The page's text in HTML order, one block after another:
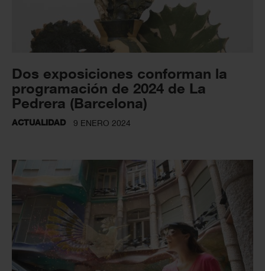
Dos exposiciones conforman la
programación de 2024 de La
Pedrera (Barcelona)
ACTUALIDAD 9 ENERO 2024